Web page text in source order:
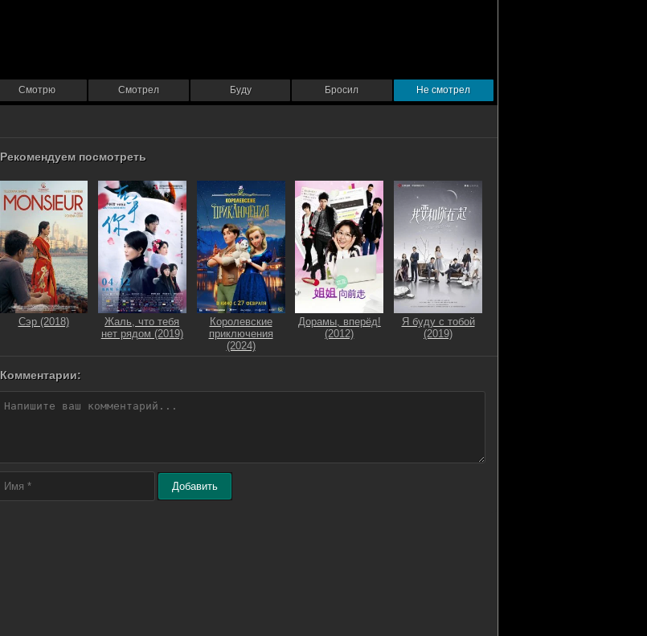
Смотрю Смотрел Буду Бросил Не смотрел
Рекомендуем посмотреть
Сэр (2018)
Жаль, что тебя
нет рядом (2019)
Королевские
приключения
(2024)
Дорамы, вперёд!
(2012)
Я буду с тобой
(2019)
Комментарии:
Добавить